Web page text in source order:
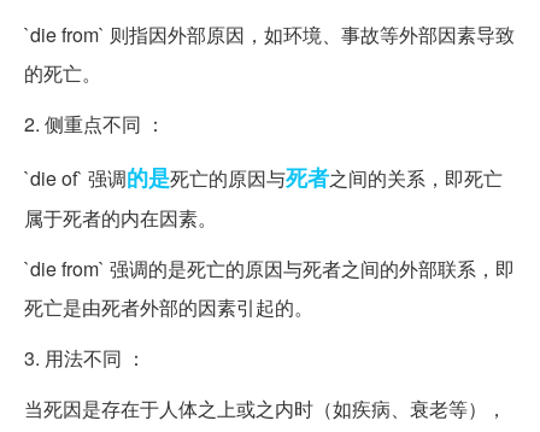
`die from` 则指因外部原因，如环境、事故等外部因素导致
的死亡。
2. 侧重点不同 ：
`die of` 强调的是死亡的原因与死者之间的关系，即死亡
属于死者的内在因素。
`die from` 强调的是死亡的原因与死者之间的外部联系，即
死亡是由死者外部的因素引起的。
3. 用法不同 ：
当死因是存在于人体之上或之内时（如疾病、衰老等），